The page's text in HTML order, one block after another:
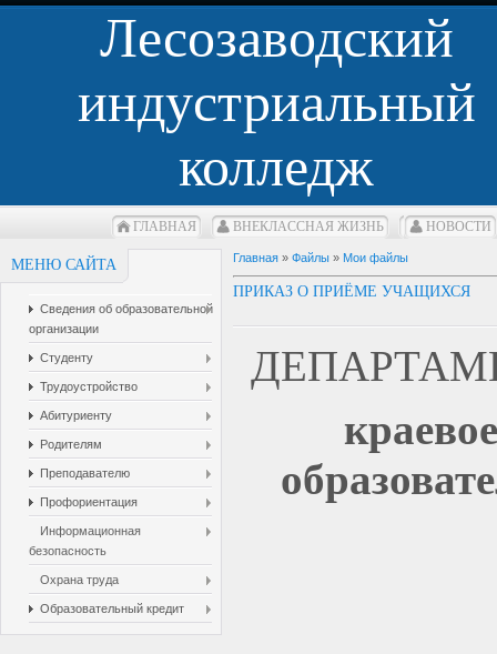
Лесозаводский
индустриальный
колледж
ГЛАВНАЯ ВНЕКЛАCСНАЯ ЖИЗНЬ НОВОСТИ
МЕНЮ САЙТА
Сведения об образовательной
организации
Студенту
Трудоустройство
Абитуриенту
Родителям
Преподавателю
Профориентация
Информационная
безопасность
Охрана труда
Образовательный кредит
Главная » Файлы » Мои файлы
ПРИКАЗ О ПРИЁМЕ УЧАЩИХСЯ